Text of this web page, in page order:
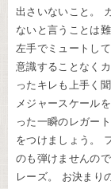
出さいないこと。
ないと言うことは
左手でミュートし
意識することなく
ったキレも上手く
メジャースケール
った一瞬のレガー
をつけましょう。
のも弾けませんの
レーズ。 お決まり